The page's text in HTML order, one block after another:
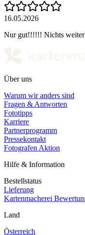
16.05.2026
Nur gut!!!!!! Nichts weiter
Über uns
Warum wir anders sind
Fragen & Antworten
Fototipps
Karriere
Partnerprogramm
Pressekontakt
Fotografen Aktion
Hilfe & Information
Bestellstatus
Lieferung
Kartenmacherei
Land
Österreich